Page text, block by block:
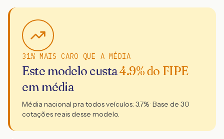
31% MAIS CARO QUE A MÉDIA
Este modelo custa4.9% do FIPE
em média
Média nacional pra todos veículos: 3.7% · Base de 30
cotações reais desse modelo.